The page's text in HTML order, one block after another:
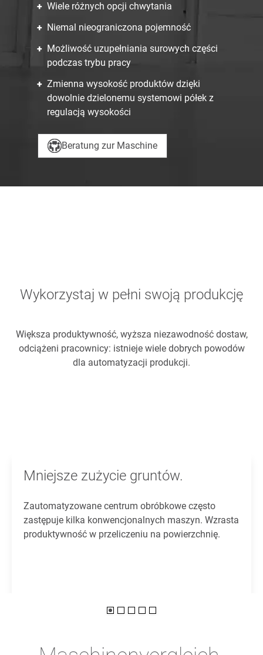
Wiele różnych opcji chwytania
Niemal nieograniczona pojemność
Możliwość uzupełniania surowych części
podczas trybu pracy
Zmienna wysokość produktów dzięki
dowolnie dzielonemu systemowi półek z
regulacją wysokości
Beratung zur Maschine
Wykorzystaj w pełni swoją produkcję
Większa produktywność, wyższa niezawodność dostaw,
odciążeni pracownicy: istnieje wiele dobrych powodów
dla automatyzacji produkcji.
Mniejsze zużycie gruntów.
Zautomatyzowane centrum obróbkowe często
zastępuje kilka konwencjonalnych maszyn. Wzrasta
produktywność w przeliczeniu na powierzchnię.